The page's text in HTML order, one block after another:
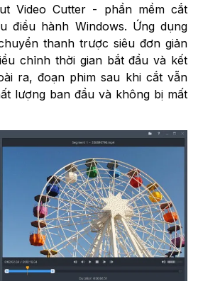
Video Cutter - phần mềm cắt
điều hành Windows. Ứng dụng
thanh trược siêu đơn giản
chỉnh thời gian bắt đầu và kết
ra, đoạn phim sau khi cắt vẫn
lượng ban đầu và không bị mất